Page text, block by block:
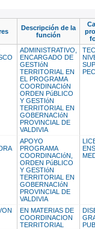
Descripción de la
función
ADMINISTRATIVO,
ENCARGADO DE
GESTIóN
TERRITORIAL EN
EL PROGRAMA
COORDINACIóN
ORDEN PúBLICO
Y GESTIóN
TERRITORIAL EN
GOBERNACIóN
PROVINCIAL DE
VALDIVIA
APOYO
PROGRAMA
COORDINACIóN,
ORDEN PúBLICO
Y GESTIóN
TERRITORIAL EN
GOBERNACIóN
PROVINCIAL DE
VALDIVIA
EN MATERIAS DE
COORDINACION
TERRITORIAL